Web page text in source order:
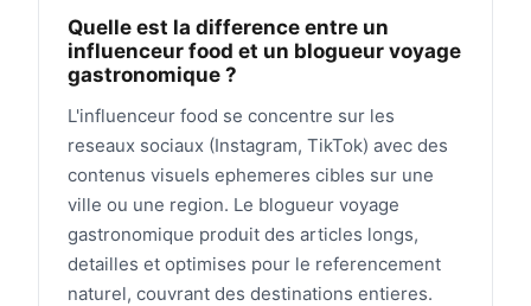
Quelle est la difference entre un
influenceur food et un blogueur voyage
gastronomique ?
L'influenceur food se concentre sur les
reseaux sociaux (Instagram, TikTok) avec des
contenus visuels ephemeres cibles sur une
ville ou une region. Le blogueur voyage
gastronomique produit des articles longs,
detailles et optimises pour le referencement
naturel, couvrant des destinations entieres.